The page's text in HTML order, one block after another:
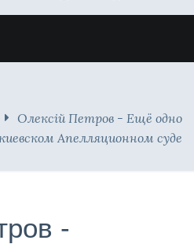
Олексій Петров - Ещё одно
Апелляционном суде
-